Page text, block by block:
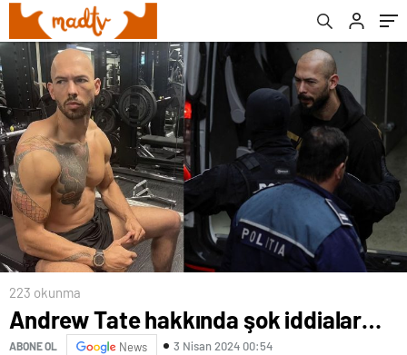
223 okunma
Andrew Tate hakkında şok iddialar…
ABONE OL News 3 Nisan 2024 00:54